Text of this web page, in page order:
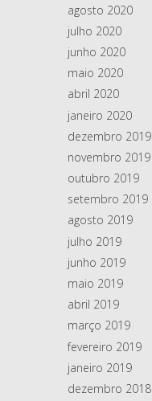
agosto 2020
julho 2020
junho 2020
maio 2020
abril 2020
janeiro 2020
dezembro 2019
novembro 2019
outubro 2019
setembro 2019
agosto 2019
julho 2019
junho 2019
maio 2019
abril 2019
março 2019
fevereiro 2019
janeiro 2019
dezembro 2018